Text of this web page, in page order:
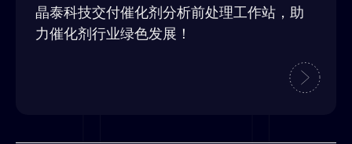
晶泰科技交付催化剂分析前处理工作站，助
力催化剂行业绿色发展！